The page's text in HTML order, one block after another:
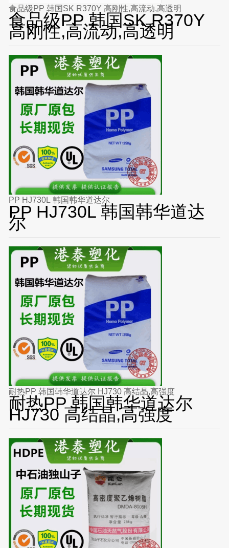
食品级PP 韩国SK R370Y 高刚性,高流动,高透明
食品级PP 韩国SK R370Y
高刚性,高流动,高透明
PP HJ730L 韩国韩华道达尔
PP HJ730L 韩国韩华道达
尔
耐热PP 韩国韩华道达尔 HJ730 高结晶,高强度
耐热PP 韩国韩华道达尔
HJ730 高结晶,高强度